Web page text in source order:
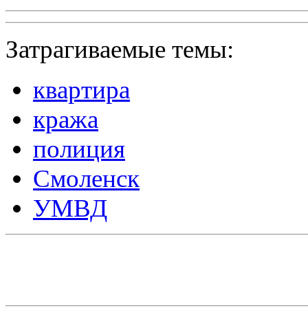
Затрагиваемые темы:
квартира
кража
полиция
Смоленск
УМВД